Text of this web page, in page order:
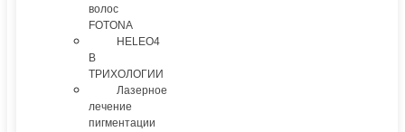
волос
FOTONA
HELEO4
В
ТРИХОЛОГИИ
Лазерное
лечение
пигментации